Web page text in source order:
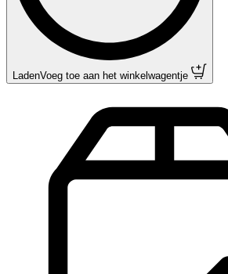
Laden Voeg toe aan het winkelwagentje